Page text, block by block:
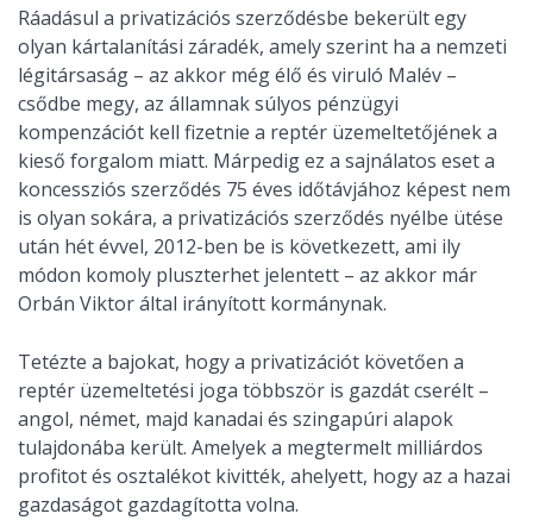
Ráadásul a privatizációs szerződésbe bekerült egy
olyan kártalanítási záradék, amely szerint ha a nemzeti
légitársaság – az akkor még élő és viruló Malév –
csődbe megy, az államnak súlyos pénzügyi
kompenzációt kell fizetnie a reptér üzemeltetőjének a
kieső forgalom miatt. Márpedig ez a sajnálatos eset a
koncessziós szerződés 75 éves időtávjához képest nem
is olyan sokára, a privatizációs szerződés nyélbe ütése
után hét évvel, 2012-ben be is következett, ami ily
módon komoly pluszterhet jelentett – az akkor már
Orbán Viktor által irányított kormánynak.
Tetézte a bajokat, hogy a privatizációt követően a
reptér üzemeltetési joga többször is gazdát cserélt –
angol, német, majd kanadai és szingapúri alapok
tulajdonába került. Amelyek a megtermelt milliárdos
profitot és osztalékot kivitték, ahelyett, hogy az a hazai
gazdaságot gazdagította volna.